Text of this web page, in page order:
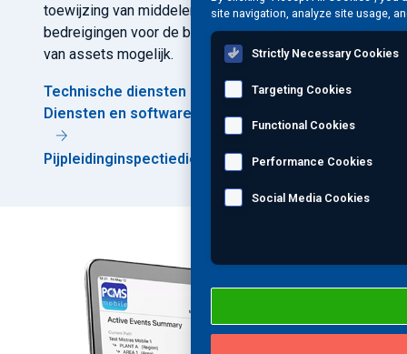
toewijzing van middelen en proactief beheer van
bedreigingen voor de betrouwbaarheid en veiligheid
van assets mogelijk.
Technische diensten
Diensten en software voor pijpleidingintegriteit
Pijpleidinginspectiediensten
site navigation, analyze site usage,
Strictly Necessary Cookies
Targeting Cookies
Functional Cookies
Performance Cookies
Social Media Cookies